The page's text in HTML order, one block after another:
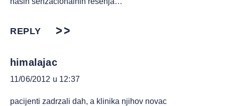
REPLY
himalajac
11/06/2012 u 12:37
pacijenti zadrzali dah, a klinika njihov novac